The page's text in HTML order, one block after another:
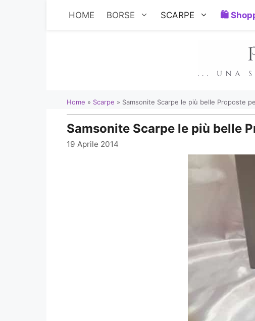
HOME BORSE SCARPE
Home » Scarpe » Samsonite Scarpe le più belle Proposte
Samsonite Scarpe le più belle
19 Aprile 2014